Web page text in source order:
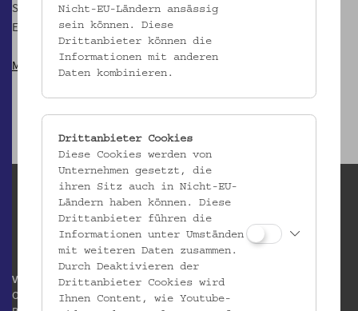
Schlechtwetter indoor)
Eintritt: Spende für die Musikerin erbeten
Mehr zur Mosthothek
Volkskundemuseum Wien
Otto Wagner Areal
Nicht-EU-Ländern ansässig
sein können. Diese
Drittanbieter können die
Informationen mit anderen
Daten kombinieren.
Drittanbieter Cookies
Diese Cookies werden von
Unternehmen gesetzt, die
ihren Sitz auch in Nicht-EU-
Ländern haben können. Diese
Drittanbieter führen die
Informationen unter Umständen
mit weiteren Daten zusammen.
Durch Deaktivieren der
Drittanbieter Cookies wird
Ihnen Content, wie Youtube-